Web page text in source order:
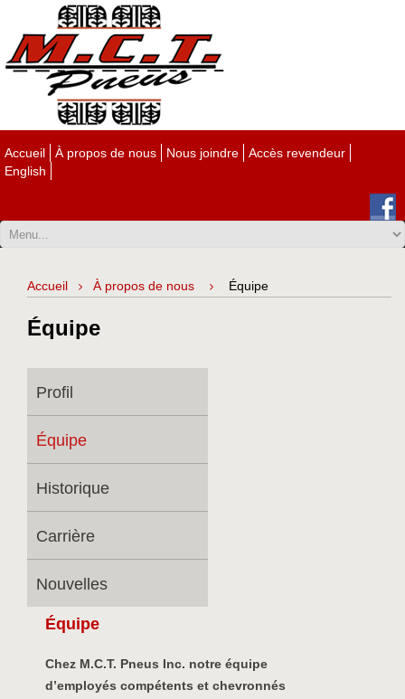
Accueil À propos de nous Nous joindre
Accès revendeur
English
Accueil À propos de nous Équipe
Équipe
Profil
Équipe
Historique
Carrière
Nouvelles
Équipe
Chez M.C.T. Pneus Inc. notre équipe
d’employés compétents et chevronnés